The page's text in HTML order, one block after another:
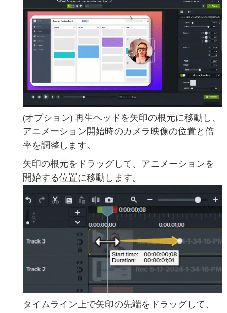
(オプション) 再生ヘッドを矢印の根元に移動し、
アニメーション開始時のカメラ映像の位置と倍
率を調整します。
矢印の根元をドラッグして、アニメーションを
開始する位置に移動します。
タイムライン上で矢印の先端をドラッグして、